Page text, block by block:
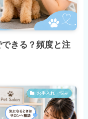
きる？頻度と注
お手入れ・悩み